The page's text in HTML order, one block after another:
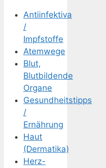
Antiinfektiva
/
Impfstoffe
Atemwege
Blut,
Blutbildende
Organe
Gesundheitstipps
/
Ernährung
Haut
(Dermatika)
Herz-